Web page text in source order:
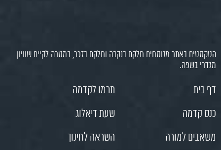
הטקסטים באתר מנוסחים חלקם בנקבה וחלקם בזכר, במטרה לקיים שוויון
מגדרי בשפה.
דף בית
תרמו לקדמה
כנס קדמה
שעת דיאלוג
משאבים למורה
השראה לחינוך